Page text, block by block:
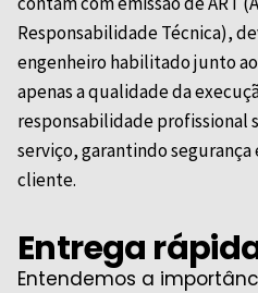
Responsabilidade Técnica),
engenheiro habilitado junto ao
apenas a qualidade da
responsabilidade profissional
serviço, garantindo
cliente.
Entrega
Entendemos a